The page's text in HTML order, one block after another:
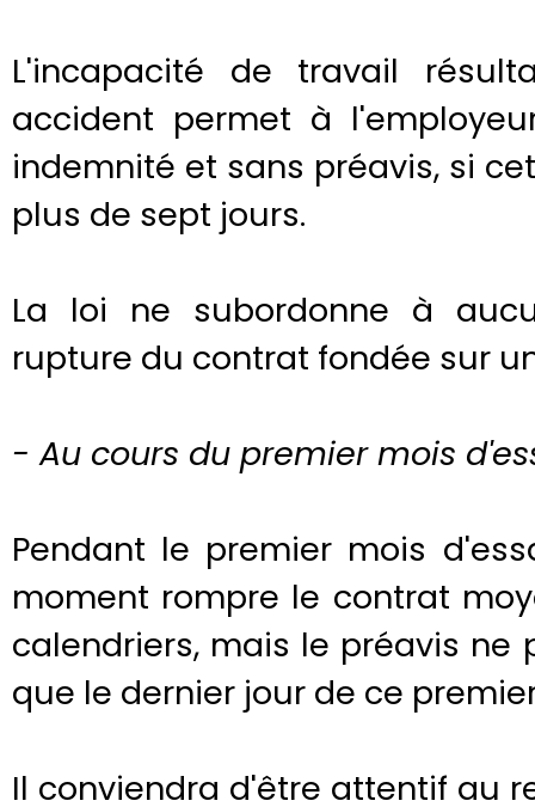
L'incapacité de travail
accident permet à
indemnité et sans préavis, si
plus de sept jours.
La loi ne subordonne à
rupture du contrat fondée sur
- Au cours du premier mois
Pendant le premier mois
moment rompre le contrat
calendriers, mais le préavis
que le dernier jour de ce
Il conviendra d'être attentif au